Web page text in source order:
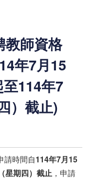
教師資格
年7月15
114年7
）截止)
請時間自114年7月15
星期四）截止 ，申請